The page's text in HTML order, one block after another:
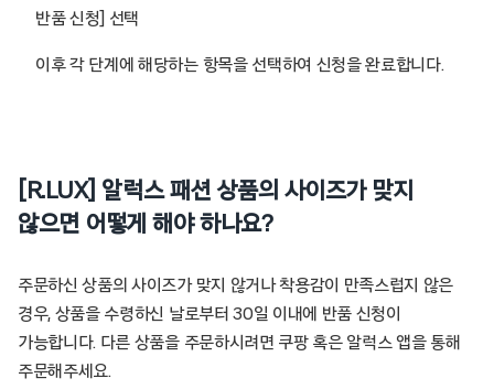
반품 신청] 선택
이후 각 단계에 해당하는 항목을 선택하여 신청을 완료합니다.
[R.LUX] 알럭스 패션 상품의 사이즈가 맞지
않으면 어떻게 해야 하나요?
주문하신 상품의 사이즈가 맞지 않거나 착용감이 만족스럽지 않은
경우, 상품을 수령하신 날로부터 30일 이내에 반품 신청이
가능합니다. 다른 상품을 주문하시려면 쿠팡 혹은 알럭스 앱을 통해
주문해주세요.